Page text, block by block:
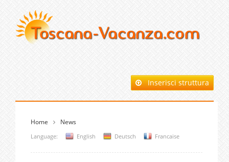
Inserisci struttura
Home News
Language: English Deutsch Francaise